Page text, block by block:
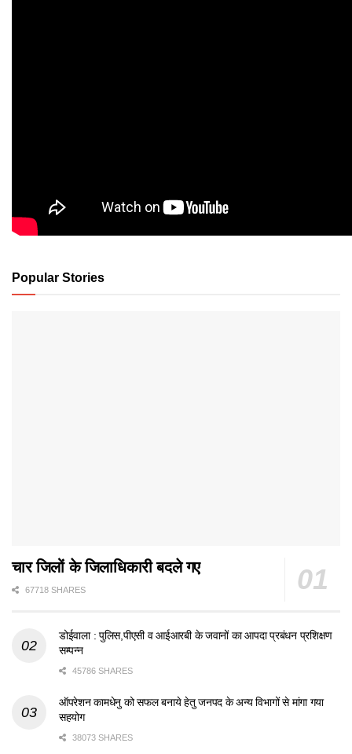
Popular Stories
चार जिलों के जिलाधिकारी बदले गए
67718 SHARES
डोईवाला : पुलिस,पीएसी व आईआरबी के जवानों का आपदा प्रबंधन प्रशिक्षण
सम्पन्न
45786 SHARES
ऑपरेशन कामधेनु को सफल बनाये हेतु जनपद के अन्य विभागों से मांगा गया
सहयोग
38073 SHARES